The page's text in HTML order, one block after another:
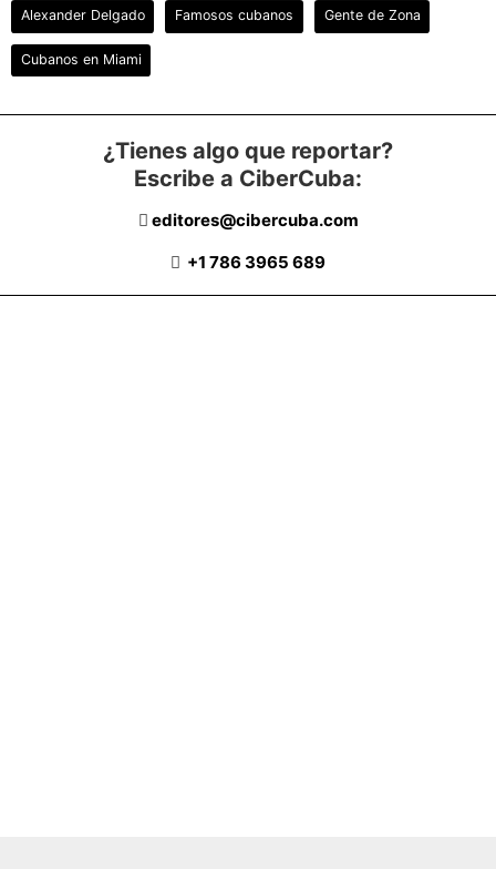
Alexander Delgado Famosos cubanos Gente de Zona
Cubanos en Miami
¿Tienes algo que reportar?
Escribe a CiberCuba:
editores@cibercuba.com
+1 786 3965 689